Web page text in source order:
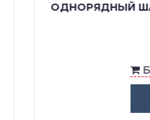
ОДНОРЯДНЫЙ
В